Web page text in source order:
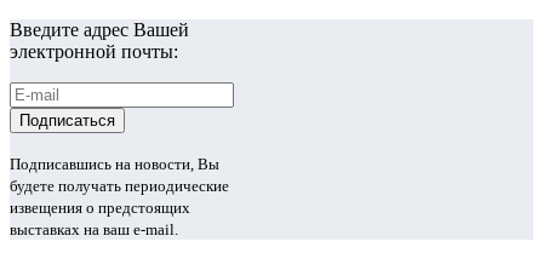
Введите адрес Вашей
электронной почты:
Подписавшись на новости, Вы
будете получать периодические
извещения о предстоящих
выставках на ваш e-mail.